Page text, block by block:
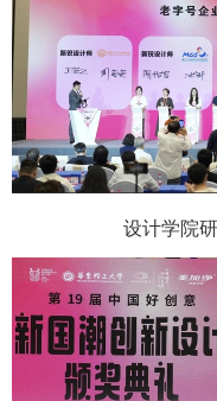
设计学院